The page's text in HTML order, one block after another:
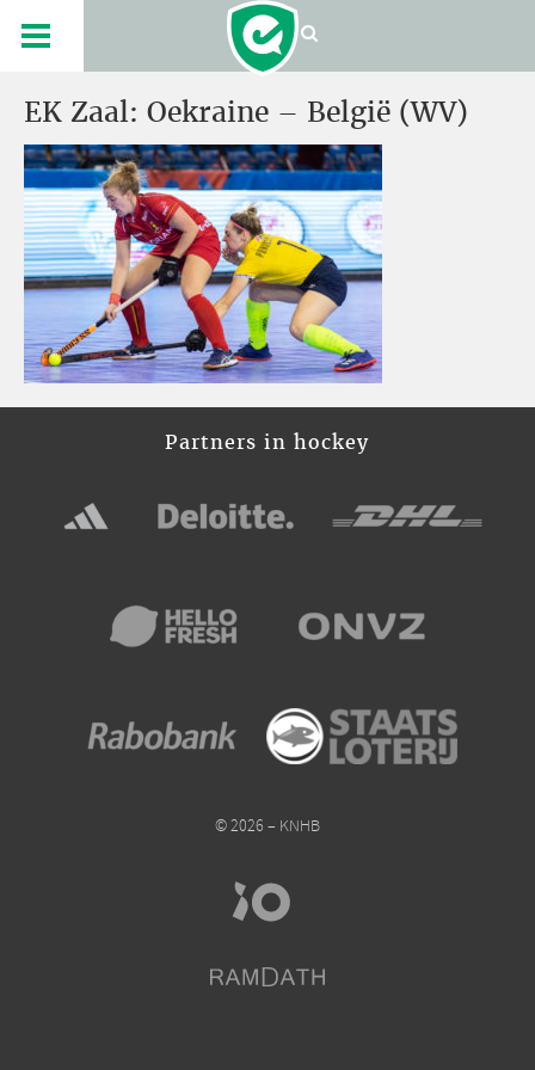
EK Zaal: Oekraine – België (WV)
Partners in hockey
© 2026 – KNHB